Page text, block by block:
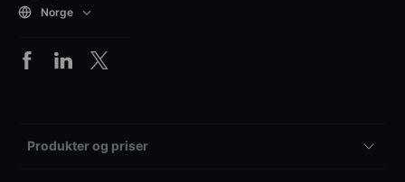
Norge
Produkter og priser